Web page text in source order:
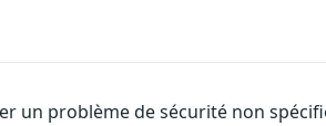
un problème de sécurité non